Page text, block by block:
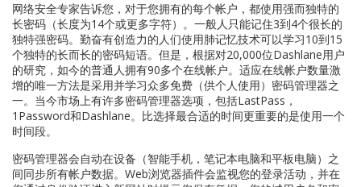
网络安全专家告诉您，对于您拥有的每个帐户，都使用强而独特的
长密码（长度为14个或更多字符）。一般人只能记住3到4个很长的
独特强密码。勤奋有创造力的人们使用肺记忆技术可以学习10到15
个独特的长而长的密码短语。但是，根据对20,000位Dashlane用户
的研究，如今的普通人拥有90多个在线帐户。适应在线帐户数量激
增的唯一方法是采用并学习众多免费（供个人使用）密码管理器之
一。当今市场上有许多密码管理器选项，包括LastPass，
1Password和Dashlane。比选择最合适的时间更重要的是使用一个
时间段。
密码管理器会自动在设备（智能手机，笔记本电脑和平板电脑）之
间同步所有帐户数据。Web浏览器插件会监视您的登录活动，并在